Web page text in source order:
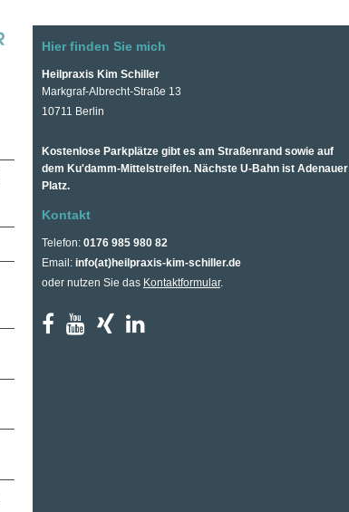
Hier finden Sie mich
Heilpraxis Kim Schiller
Markgraf-Albrecht-Straße 13
10711 Berlin
Kostenlose Parkplätze gibt es am Straßenrand sowie auf
dem Ku'damm-Mittelstreifen. Nächste U-Bahn ist Adenauer
Platz.
Kontakt
Telefon: 0176 985 980 82
Email: info(at)heilpraxis-kim-schiller.de
oder nutzen Sie das Kontaktformular.